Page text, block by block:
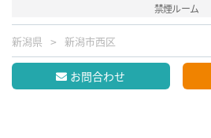
禁煙ルーム
新潟県 新潟市西区
お問合わせ